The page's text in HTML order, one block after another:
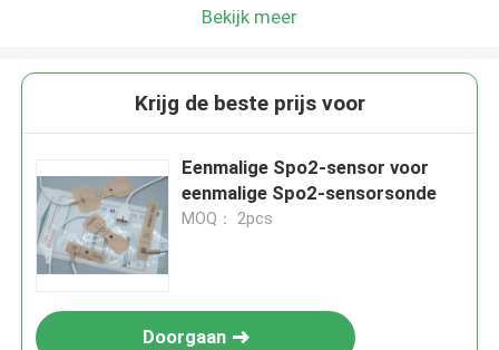
Bekijk meer
Krijg de beste prijs voor
Eenmalige Spo2-sensor voor
eenmalige Spo2-sensorsonde
MOQ： 2pcs
Doorgaan